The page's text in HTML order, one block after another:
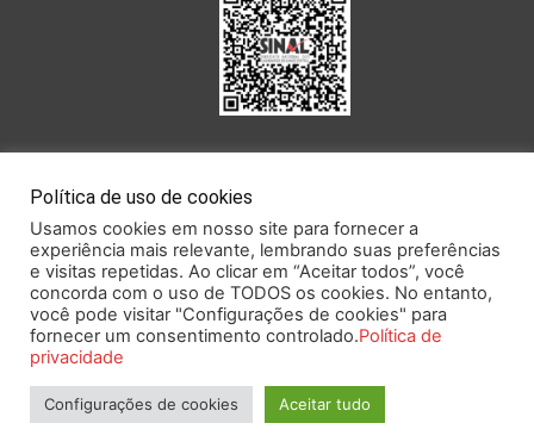
Este portal obedece às prescrições da Lei Geral de Proteção de Dados.
2026 SINAL – Sindicato Nacional dos Funcionários do Banco Central.
Política de uso de cookies
Usamos cookies em nosso site para fornecer a
experiência mais relevante, lembrando suas preferências
e visitas repetidas. Ao clicar em “Aceitar todos”, você
concorda com o uso de TODOS os cookies. No entanto,
você pode visitar "Configurações de cookies" para
fornecer um consentimento controlado.Política de
privacidade
Configurações de cookies Aceitar tudo